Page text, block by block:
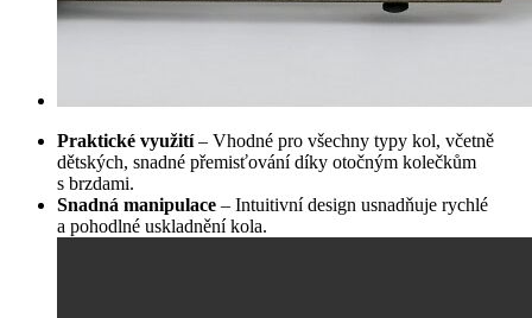
Praktické využití– Vhodné pro všechny typy kol, včetně
dětských, snadné přemisťování díky otočným kolečkům
s brzdami.
Snadná manipulace – Intuitivní design usnadňuje rychlé
a pohodlné uskladnění kola.